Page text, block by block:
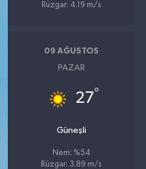
Rüzgar: 4.19 m/s
09 AĞUSTOS
PAZAR
27°
Güneşli
Nem: %54
Rüzgar: 3.89 m/s